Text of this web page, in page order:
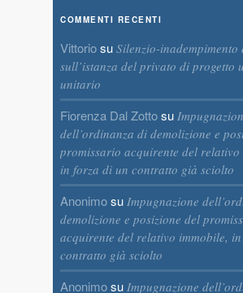
COMMENTI RECENTI
Vittoriosu Silenzio-inadempimento
sull’istanza del privato di progetto
unitario
Fiorenza Dal Zottosu
dell’ordinanza di demolizione e
promissario acquirente del relativo
in forza di un contratto già sciolto
Anonimosu Impugnazione
demolizione e posizione del
acquirente del relativo immobile,
contratto già sciolto
Anonimosu Impugnazione